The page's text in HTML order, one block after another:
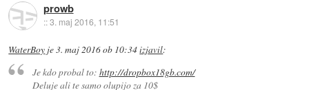
prowb
::3. maj 2016, 11:51
WaterBoy je3. maj 2016 ob 10:34izjavil:
Je kdo probal to: http://dropbox18gb.com/
Deluje ali te samo olupijo za 10$